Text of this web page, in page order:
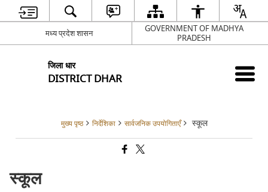
मध्य प्रदेश शासन
GOVERNMENT OF MADHYA
PRADESH
जिला धार
DISTRICT DHAR
मुख्य पृष्ठ निर्देशिका सार्वजनिक उपयोगिताएँ स्कूल
स्कूल